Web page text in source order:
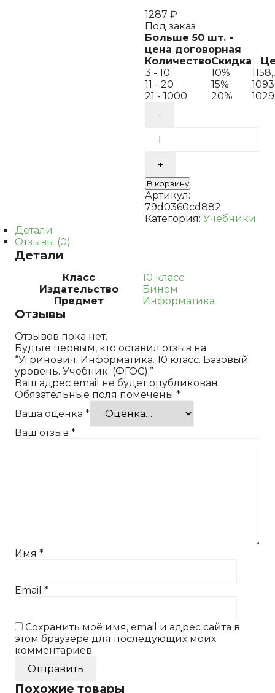
1287 ₽
Под заказ
Больше 50 шт. -
цена договорная
КоличествоСкидка
3 - 10
10%
11 - 20
15%
21 - 1000
20%
Базовый
уровень.
Учебник.
(ФГОС).
В корзину
Артикул:
79d0360cd882
Категория: Учебники
Детали
Отзывы (0)
Детали
Класс
10 класс
Издательство
Бином
Предмет
Информатика
Отзывы
Отзывов пока нет.
Будьте первым, кто оставил отзыв на
“Угринович. Информатика. 10 класс. Базовый
уровень. Учебник. (ФГОС).”
Ваш адрес email не будет опубликован.
Обязательные поля помечены *
Ваша оценка *
Ваш отзыв *
Имя *
Email *
Сохранить моё имя, email и адрес сайта в
этом браузере для последующих моих
комментариев.
Похожие товары